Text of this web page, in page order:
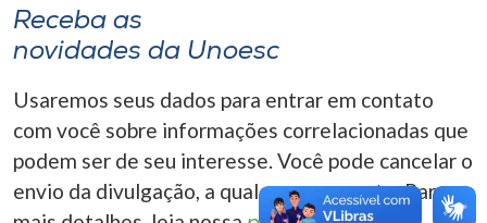
A-
Receba as
novidades da Unoesc
Usaremos seus dados para entrar em contato
com você sobre informações correlacionadas que
podem ser de seu interesse. Você pode cancelar o
envio da divulgação, a qualquer momento. Para